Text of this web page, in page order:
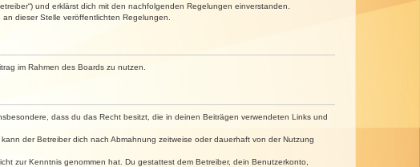
und erklärst dich mit den nachfolgenden Regelungen einverstanden.
dieser Stelle veröffentlichten Regelungen.
im Rahmen des Boards zu nutzen.
dass du das Recht besitzt, die in deinen Beiträgen verwendeten Links und
der Betreiber dich nach Abmahnung zeitweise oder dauerhaft von der Nutzung
zur Kenntnis genommen hat. Du gestattest dem Betreiber, dein Benutzerkonto,